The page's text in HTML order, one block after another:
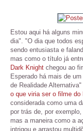
Estou aqui há alguns
dia". "O dia que todos
sendo entusiasta e
mas como o título já
Dark Knight chegou ao
Esperado há mais de
de Realidade
o que viria ser o filme do
considerada como uma
por trás de, por exemplo,
mas a maneira como a
intrigou e arrastou